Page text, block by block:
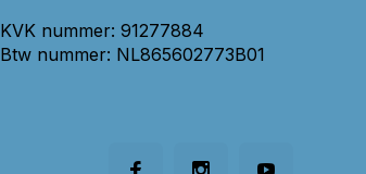
KVK nummer: 91277884
Btw nummer: NL865602773B01